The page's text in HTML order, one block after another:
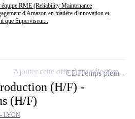
RME (Reliability Maintenance
d'Amazon en matière d'innovation et
que Superviseur...
(H/F) -
(H/F)
LYON
CDITemps plein
Ajouter cette offre à ma sélection